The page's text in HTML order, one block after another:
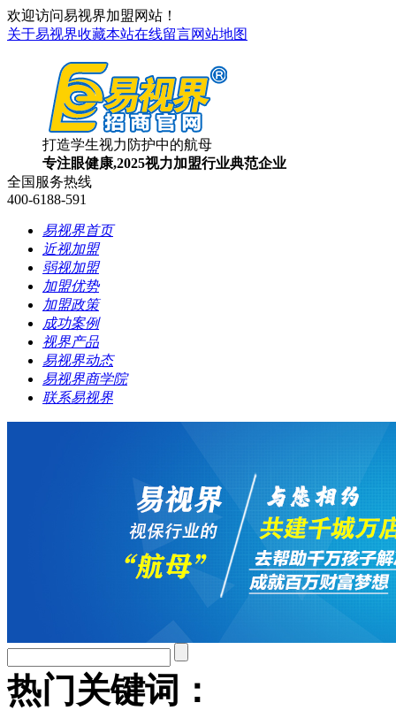
欢迎访问易视界加盟网站！
关于易视界收藏本站在线留言网站地图
打造学生视力防护中的航母
专注眼健康,2025视力加盟行业典范企业
全国服务热线
400-6188-591
易视界首页
近视加盟
弱视加盟
加盟优势
加盟政策
成功案例
视界产品
易视界动态
易视界商学院
联系易视界
热门关键词：